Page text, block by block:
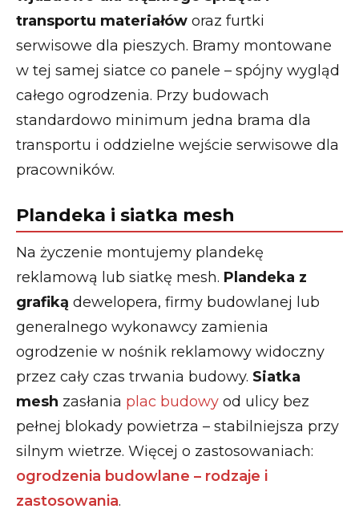
transportu materiałów oraz furtki
serwisowe dla pieszych. Bramy montowane
w tej samej siatce co panele – spójny wygląd
całego ogrodzenia. Przy budowach
standardowo minimum jedna brama dla
transportu i oddzielne wejście serwisowe dla
pracowników.
Plandeka i siatka mesh
Na życzenie montujemy plandekę
reklamową lub siatkę mesh. Plandeka z
grafiką dewelopera, firmy budowlanej lub
generalnego wykonawcy zamienia
ogrodzenie w nośnik reklamowy widoczny
przez cały czas trwania budowy. Siatka
mesh zasłania plac budowy od ulicy bez
pełnej blokady powietrza – stabilniejsza przy
silnym wietrze. Więcej o zastosowaniach:
ogrodzenia budowlane – rodzaje i
zastosowania.